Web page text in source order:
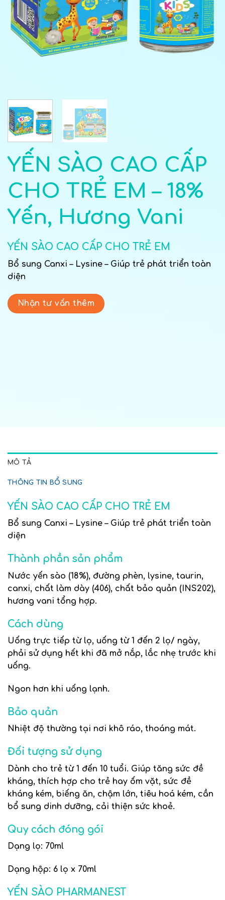
YẾN SÀO CAO CẤP
CHO TRẺ EM – 18%
Yến, Hương Vani
YẾN SÀO CAO CẤP CHO TRẺ EM
Bổ sung Canxi – Lysine – Giúp trẻ phát triển toàn
diện
Nhận tư vấn thêm
MÔ TẢ
THÔNG TIN BỔ SUNG
YẾN SÀO CAO CẤP CHO TRẺ EM
Bổ sung Canxi – Lysine – Giúp trẻ phát triển toàn
diện
Thành phần sản phẩm
Nước yến sào (18%), đường phèn, lysine, taurin,
canxi, chất làm dày (406), chất bảo quản (INS202),
hương vani tổng hợp.
Cách dùng
Uống trực tiếp từ lọ, uống từ 1 đến 2 lọ/ ngày,
phải sử dụng hết khi đã mở nắp, lắc nhẹ trước khi
uống.
Ngon hơn khi uống lạnh.
Bảo quản
Nhiệt độ thường tại nơi khô ráo, thoáng mát.
Đối tượng sử dụng
Dành cho trẻ từ 1 đến 10 tuổi. Giúp tăng sức đề
kháng, thích hợp cho trẻ hay ốm vặt, sức đề
kháng kém, biếng ăn, chậm lớn, tiêu hoá kém, cần
bổ sung dinh dưỡng, cải thiện sức khoẻ.
Quy cách đóng gói
Dạng lọ: 70ml
Dạng hộp: 6 lọ x 70ml
YẾN SÀO PHARMANEST